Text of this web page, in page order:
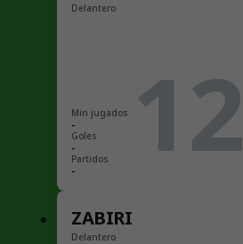
Delantero
Min jugados
-
Goles
-
Partidos
-
12
ZABIRI
Delantero